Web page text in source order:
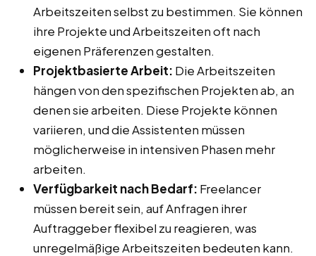
Arbeitszeiten selbst zu bestimmen. Sie können
ihre Projekte und Arbeitszeiten oft nach
eigenen Präferenzen gestalten.
Projektbasierte Arbeit: Die Arbeitszeiten
hängen von den spezifischen Projekten ab, an
denen sie arbeiten. Diese Projekte können
variieren, und die Assistenten müssen
möglicherweise in intensiven Phasen mehr
arbeiten.
Verfügbarkeit nach Bedarf: Freelancer
müssen bereit sein, auf Anfragen ihrer
Auftraggeber flexibel zu reagieren, was
unregelmäßige Arbeitszeiten bedeuten kann.